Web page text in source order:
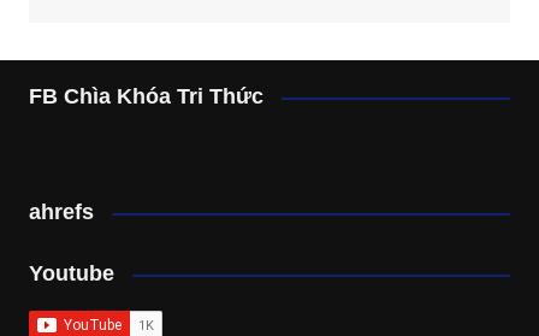
FB Chìa Khóa Tri Thức
ahrefs
Youtube